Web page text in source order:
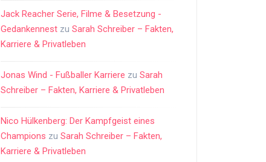
Jack Reacher Serie, Filme & Besetzung -
Gedankennest zu Sarah Schreiber – Fakten,
Karriere & Privatleben
Jonas Wind - Fußballer Karriere zu Sarah
Schreiber – Fakten, Karriere & Privatleben
Nico Hülkenberg: Der Kampfgeist eines
Champions zu Sarah Schreiber – Fakten,
Karriere & Privatleben